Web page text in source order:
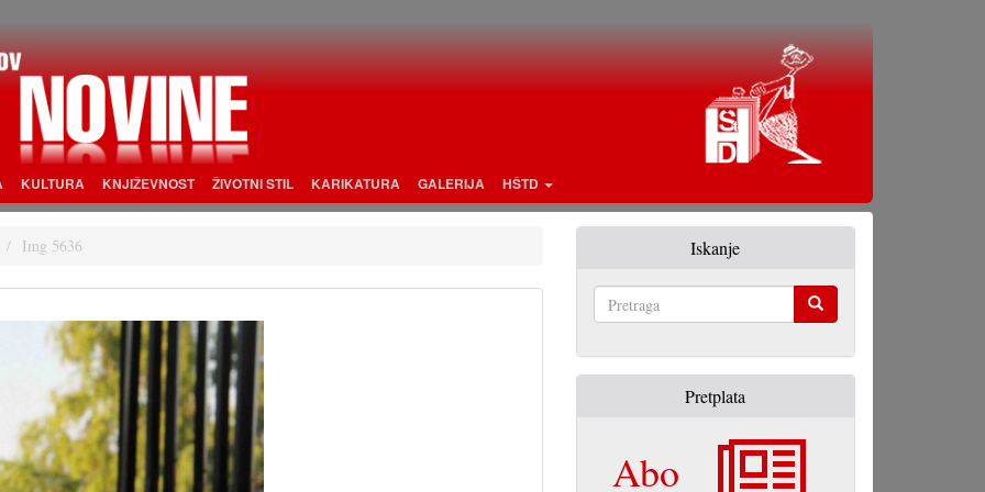
KULTURA KNJIŽEVNOST ŽIVOTNI STIL KARIKATURA GALERIJA HŠTD
Img 5636 Iskanje
Pretplata
Abo